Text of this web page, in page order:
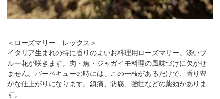
＜ローズマリー レックス＞
イタリア生まれの特に香りのよいお料理用ローズマリー。淡いブ
ルー花が咲きます。肉・魚・ジャガイモ料理の風味づけに欠かせ
ません。バーベキューの時には、この一枝があるだけで、香り豊
かな仕上がりになります。鎮痛、防腐、強壮などの薬効がありま
す。